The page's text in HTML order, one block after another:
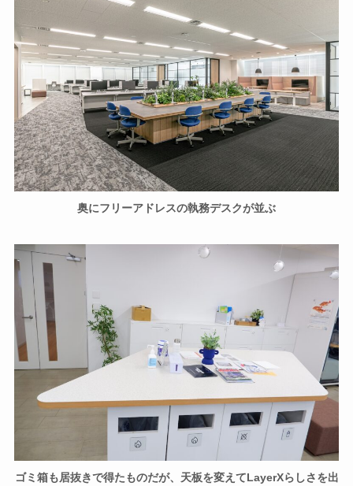
奥にフリーアドレスの執務デスクが並ぶ
ゴミ箱も居抜きで得たものだが、天板を変えてLayerXらしさを出